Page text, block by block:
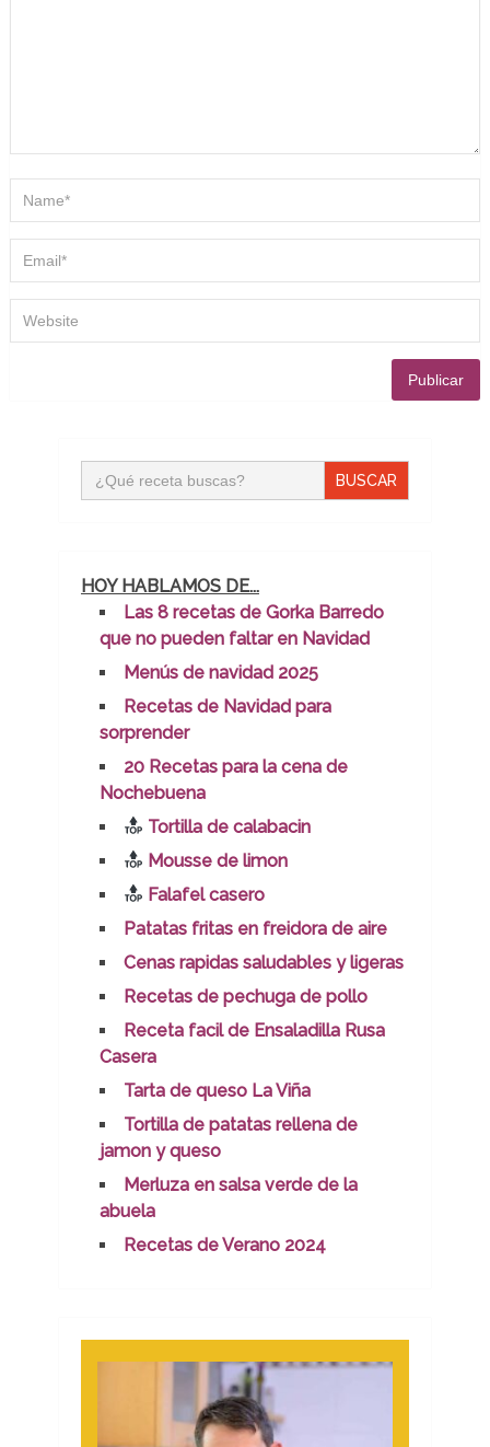
Buscar:
HOY HABLAMOS DE...
Las 8 recetas de Gorka Barredo
que no pueden faltar en Navidad
Menús de navidad 2025
Recetas de Navidad para
sorprender
20 Recetas para la cena de
Nochebuena
Tortilla de calabacin
Mousse de limon
Falafel casero
Patatas fritas en freidora de aire
Cenas rapidas saludables y ligeras
Recetas de pechuga de pollo
Receta facil de Ensaladilla Rusa
Casera
Tarta de queso La Viña
Tortilla de patatas rellena de
jamon y queso
Merluza en salsa verde de la
abuela
Recetas de Verano 2024